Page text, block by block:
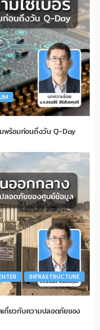
มพร้อมก่อนถึงวัน Q-Day
INFRASTRUCTURE
กี่ยวกับความปลอดภัยของ